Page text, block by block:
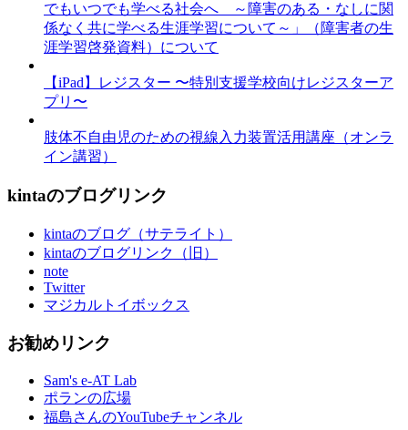
でもいつでも学べる社会へ ～障害のある・なしに関
係なく共に学べる生涯学習について～」（障害者の生
涯学習啓発資料）について
【iPad】レジスター 〜特別支援学校向けレジスターア
プリ〜
肢体不自由児のための視線入力装置活用講座（オンラ
イン講習）
kintaのブログリンク
kintaのブログ（サテライト）
kintaのブログリンク（旧）
note
Twitter
マジカルトイボックス
お勧めリンク
Sam's e-AT Lab
ポランの広場
福島さんのYouTubeチャンネル